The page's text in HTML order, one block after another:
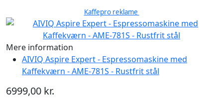
Kaffepro reklame
Mere information
AIVIQ Aspire Expert - Espressomaskine med
Kaffekværn - AME-781S - Rustfrit stål
6999,00 kr.